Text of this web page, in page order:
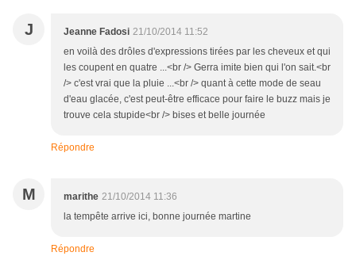
J Jeanne Fadosi 21/10/2014 11:52
en voilà des drôles d'expressions tirées par les cheveux et qui
les coupent en quatre ...<br /> Gerra imite bien qui l'on sait.<br
/> c'est vrai que la pluie ...<br /> quant à cette mode de seau
d'eau glacée, c'est peut-être efficace pour faire le buzz mais je
trouve cela stupide<br /> bises et belle journée
Répondre
M marithe 21/10/2014 11:36
la tempête arrive ici, bonne journée martine
Répondre